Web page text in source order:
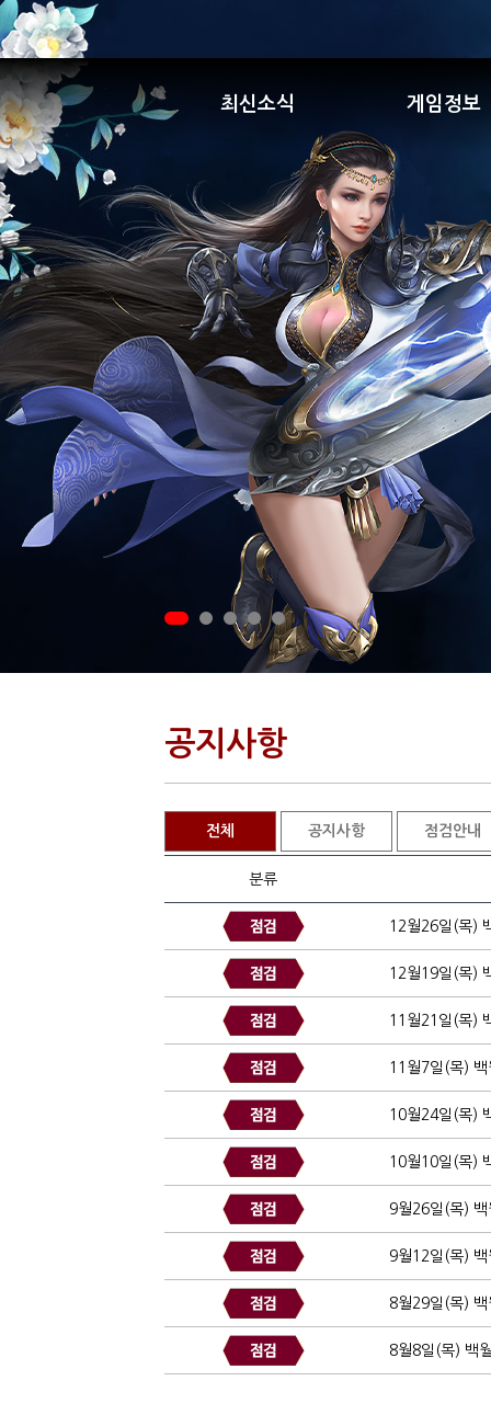
최신소식 게임정보
공지사항
전체 공지사항 점검안내
분류
12월26일(목)
12월19일(목)
11월21일(목)
11월7일(목) 백
10월24일(목)
10월10일(목)
9월26일(목) 백
9월12일(목) 백
8월29일(목) 백
8월8일(목) 백